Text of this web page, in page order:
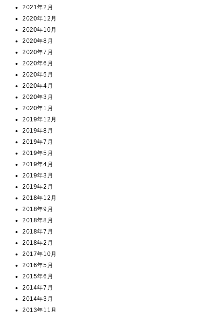
2021年2月
2020年12月
2020年10月
2020年8月
2020年7月
2020年6月
2020年5月
2020年4月
2020年3月
2020年1月
2019年12月
2019年8月
2019年7月
2019年5月
2019年4月
2019年3月
2019年2月
2018年12月
2018年9月
2018年8月
2018年7月
2018年2月
2017年10月
2016年5月
2015年6月
2014年7月
2014年3月
2013年11月